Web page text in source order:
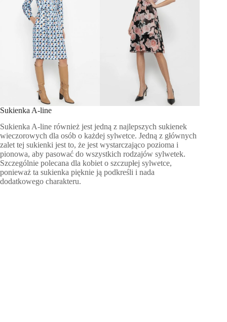
Sukienka A-line
Sukienka A-line również jest jedną z najlepszych sukienek
wieczorowych dla osób o każdej sylwetce. Jedną z głównych
zalet tej sukienki jest to, że jest wystarczająco pozioma i
pionowa, aby pasować do wszystkich rodzajów sylwetek.
Szczególnie polecana dla kobiet o szczupłej sylwetce,
ponieważ ta sukienka pięknie ją podkreśli i nada
dodatkowego charakteru.